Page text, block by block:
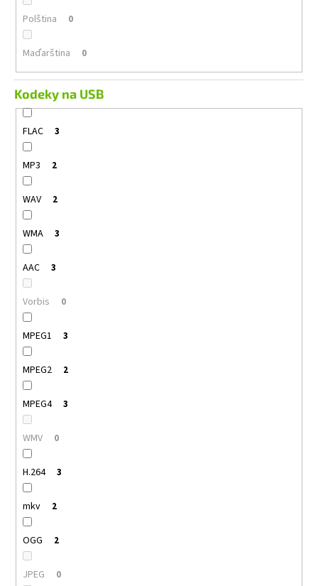
Polština 0
Maďarština 0
Kodeky na USB
FLAC 3
MP3 2
WAV 2
WMA 3
AAC 3
Vorbis 0
MPEG1 3
MPEG2 2
MPEG4 3
WMV 0
H.264 3
mkv 2
OGG 2
JPEG 0